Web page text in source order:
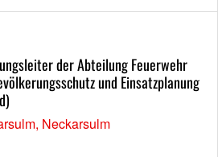
der Abteilung Feuerwehr
und Einsatzplanung
Neckarsulm